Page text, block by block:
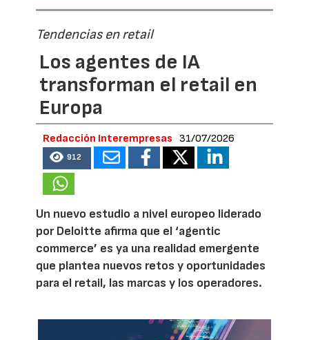
Tendencias en retail
Los agentes de IA
transforman el retail en
Europa
Redacción Interempresas 31/07/2026
912
Un nuevo estudio a nivel europeo liderado
por Deloitte afirma que el ‘agentic
commerce’ es ya una realidad emergente
que plantea nuevos retos y oportunidades
para el retail, las marcas y los operadores.